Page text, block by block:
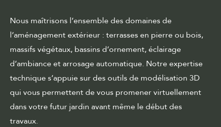
Nous maîtrisons l’ensemble des domaines de
l’aménagement extérieur : terrasses en pierre ou bois,
massifs végétaux, bassins d’ornement, éclairage
d’ambiance et arrosage automatique. Notre expertise
technique s’appuie sur des outils de modélisation 3D
qui vous permettent de vous promener virtuellement
dans votre futur jardin avant même le début des
travaux.